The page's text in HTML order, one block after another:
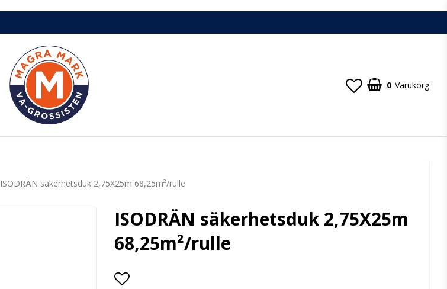
0 Varukorg
ISODRÄN säkerhetsduk 2,75X25m 68,25m²/rulle
ISODRÄN säkerhetsduk 2,75X25m
68,25m²/rulle